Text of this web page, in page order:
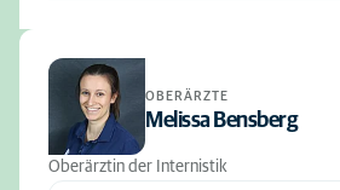
OBERÄRZTE
Melissa Bensberg
Oberärztin der Internistik